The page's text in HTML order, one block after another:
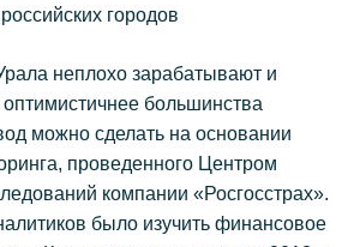
городов
неплохо зарабатывают и
большинства
можно сделать на основании
проведенного Центром
компании «Росгосстрах».
было изучить финансовое